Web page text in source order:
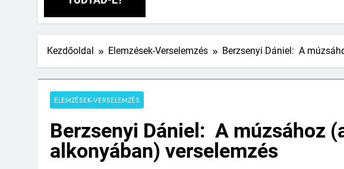
Kezdőoldal Elemzések-Verselemzés Berzsenyi Dániel: A
ELEMZÉSEK-VERSELEMZÉS
Berzsenyi Dániel: A múzsához
alkonyában) verselemzés